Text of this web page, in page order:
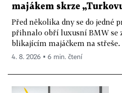
majákem skrze
Před několika dny se do jedné
přihnalo obří luxusní BMW se
blikajícím majáčkem na střeše.
4. 8. 2026 ▪ 6 min. čtení